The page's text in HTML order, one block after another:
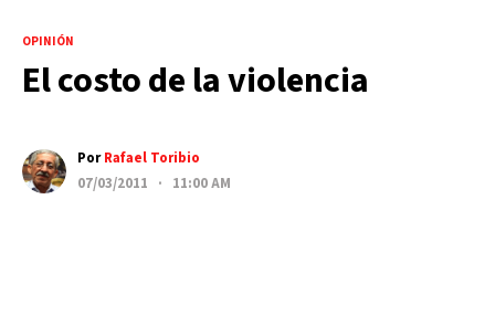
OPINIÓN
El costo de la violencia
PorRafael Toribio
07/03/2011 · 11:00 AM